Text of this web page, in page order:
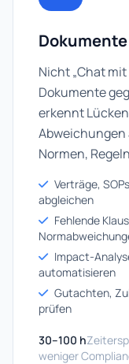
Nicht „Chat
Dokumente
erkennt
Abweichungen
Normen,
Verträge,
abgleichen
Fehlende
Impact-
automatisieren
Gutachten,
prüfen
30–100 h
weniger